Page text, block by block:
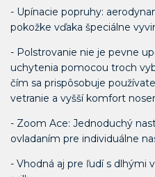
- Upínacie popruhy:
pokožke vďaka špeciálne
- Polstrovanie nie je pevne
uchytenia pomocou troch
čím sa prispôsobuje
vetranie a vyšší komfort
- Zoom Ace: Jednoduchý
ovladaním pre individuálne
- Vhodná aj pre ľudí s dlhými